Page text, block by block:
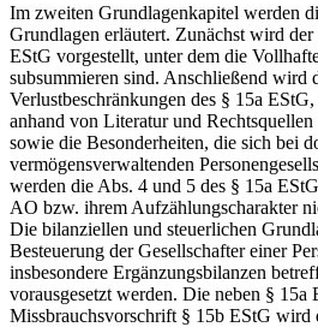
Im zweiten Grundlagenkapitel werden
Grundlagen erläutert. Zunächst wird
EStG vorgestellt, unter dem die
subsummieren sind. Anschließend wird
Verlustbeschränkungen des § 15a
anhand von Literatur und
sowie die Besonderheiten, die sich bei
vermögensverwaltenden
werden die Abs. 4 und 5 des § 15a
AO bzw. ihrem Aufzählungscharakter
Die bilanziellen und steuerlichen
Besteuerung der Gesellschafter einer
insbesondere Ergänzungsbilanzen
vorausgesetzt werden. Die neben § 15a
Missbrauchsvorschrift § 15b EStG wird